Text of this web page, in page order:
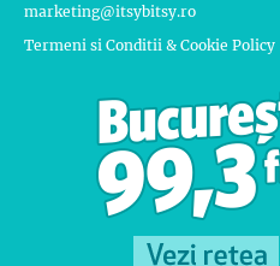
marketing@itsybitsy.ro
Termeni si Conditii & Cookie Policy